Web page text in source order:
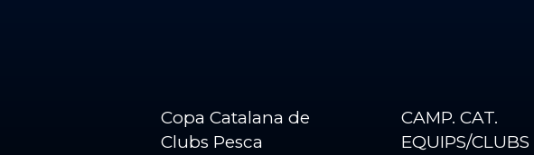
Copa Catalana de
Clubs Pesca
CAMP. CAT.
EQUIPS/CLUBS